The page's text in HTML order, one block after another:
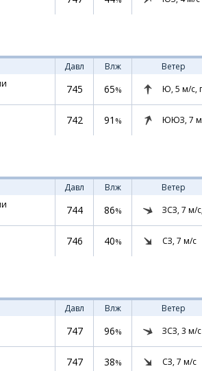
Давл Влж
Ветер
745 65% Ю, 5 м/с,
742 91 % ЮЮЗ, 7
Давл Влж
Ветер
744 86% ЗСЗ, 7 м/с,
746 40% СЗ, 7 м/с
Давл Влж
Ветер
747 96% ЗСЗ, 3 м/с
747 38% СЗ, 7 м/с